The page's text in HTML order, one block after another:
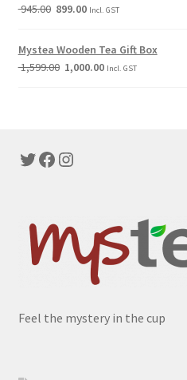
945.00 899.00 Incl. GST
Mystea Wooden Tea Gift Box
1,599.00 1,000.00 Incl. GST
Twitter
Facebook
Instagram
Feel the mystery in the cup